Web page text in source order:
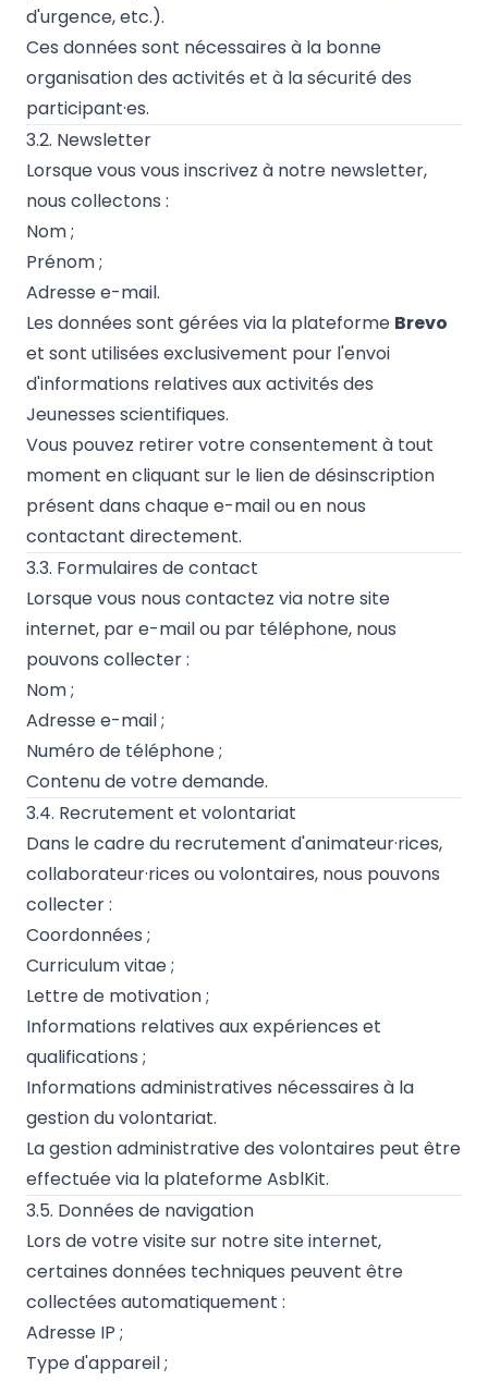
d'urgence, etc.).
Ces données sont nécessaires à la bonne
organisation des activités et à la sécurité des
participant·es.
3.2. Newsletter
Lorsque vous vous inscrivez à notre newsletter,
nous collectons :
Nom ;
Prénom ;
Adresse e-mail.
Les données sont gérées via la plateforme Brevo
et sont utilisées exclusivement pour l'envoi
d'informations relatives aux activités des
Jeunesses scientifiques.
Vous pouvez retirer votre consentement à tout
moment en cliquant sur le lien de désinscription
présent dans chaque e-mail ou en nous
contactant directement.
3.3. Formulaires de contact
Lorsque vous nous contactez via notre site
internet, par e-mail ou par téléphone, nous
pouvons collecter :
Nom ;
Adresse e-mail ;
Numéro de téléphone ;
Contenu de votre demande.
3.4. Recrutement et volontariat
Dans le cadre du recrutement d'animateur·rices,
collaborateur·rices ou volontaires, nous pouvons
collecter :
Coordonnées ;
Curriculum vitae ;
Lettre de motivation ;
Informations relatives aux expériences et
qualifications ;
Informations administratives nécessaires à la
gestion du volontariat.
La gestion administrative des volontaires peut être
effectuée via la plateforme AsblKit.
3.5. Données de navigation
Lors de votre visite sur notre site internet,
certaines données techniques peuvent être
collectées automatiquement :
Adresse IP ;
Type d'appareil ;